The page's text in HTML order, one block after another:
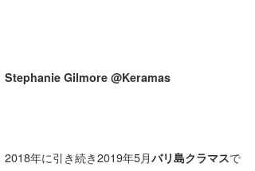
Stephanie Gilmore @Keramas
2018年に引き続き2019年5月バリ島クラマスで